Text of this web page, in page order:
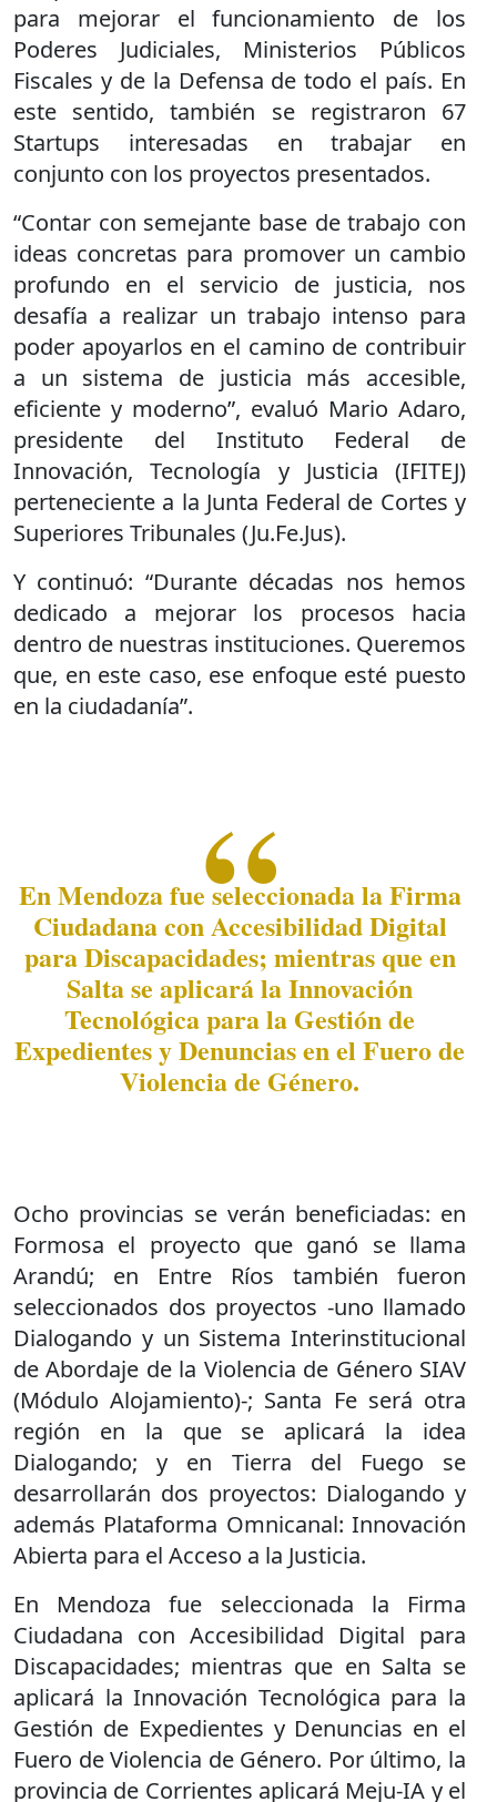
para mejorar el funcionamiento de los
Poderes Judiciales, Ministerios Públicos
Fiscales y de la Defensa de todo el país. En
este sentido, también se registraron 67
Startups interesadas en trabajar en
conjunto con los proyectos presentados.
“Contar con semejante base de trabajo con
ideas concretas para promover un cambio
profundo en el servicio de justicia, nos
desafía a realizar un trabajo intenso para
poder apoyarlos en el camino de contribuir
a un sistema de justicia más accesible,
eficiente y moderno”, evaluó Mario Adaro,
presidente del Instituto Federal de
Innovación, Tecnología y Justicia (IFITEJ)
perteneciente a la Junta Federal de Cortes y
Superiores Tribunales (Ju.Fe.Jus).
Y continuó: “Durante décadas nos hemos
dedicado a mejorar los procesos hacia
dentro de nuestras instituciones. Queremos
que, en este caso, ese enfoque esté puesto
en la ciudadanía”.
En Mendoza fue seleccionada la Firma
Ciudadana con Accesibilidad Digital
para Discapacidades; mientras que en
Salta se aplicará la Innovación
Tecnológica para la Gestión de
Expedientes y Denuncias en el Fuero de
Violencia de Género.
Ocho provincias se verán beneficiadas: en
Formosa el proyecto que ganó se llama
Arandú; en Entre Ríos también fueron
seleccionados dos proyectos -uno llamado
Dialogando y un Sistema Interinstitucional
de Abordaje de la Violencia de Género SIAV
(Módulo Alojamiento)-; Santa Fe será otra
región en la que se aplicará la idea
Dialogando; y en Tierra del Fuego se
desarrollarán dos proyectos: Dialogando y
además Plataforma Omnicanal: Innovación
Abierta para el Acceso a la Justicia.
En Mendoza fue seleccionada la Firma
Ciudadana con Accesibilidad Digital para
Discapacidades; mientras que en Salta se
aplicará la Innovación Tecnológica para la
Gestión de Expedientes y Denuncias en el
Fuero de Violencia de Género. Por último, la
provincia de Corrientes aplicará Meju-IA y el